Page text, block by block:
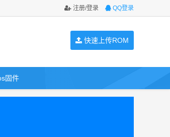
注册/登录 QQ登录
快速上传ROM
固件